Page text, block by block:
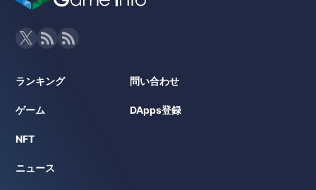
ランキング
ゲーム
NFT
ニュース
問い合わせ
DApps登録